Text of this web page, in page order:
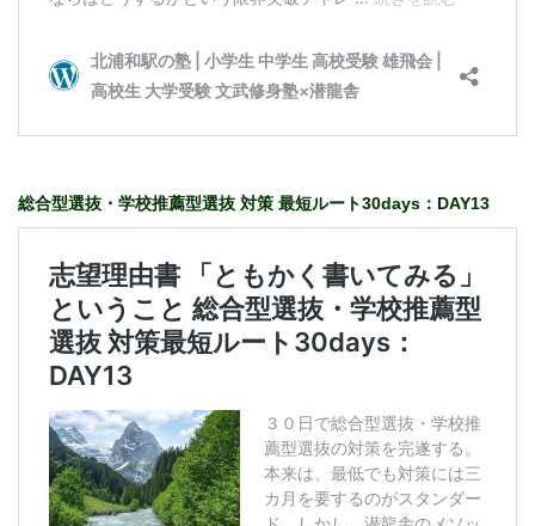
総合型選抜・学校推薦型選抜 対策 最短ルート30days：DAY13